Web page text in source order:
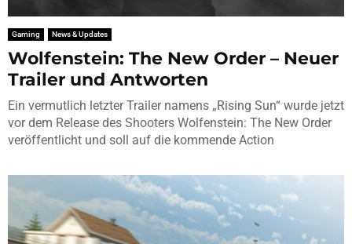
Gaming News & Updates
Wolfenstein: The New Order – Neuer
Trailer und Antworten
Ein vermutlich letzter Trailer namens „Rising Sun“ wurde jetzt
vor dem Release des Shooters Wolfenstein: The New Order
veröffentlicht und soll auf die kommende Action